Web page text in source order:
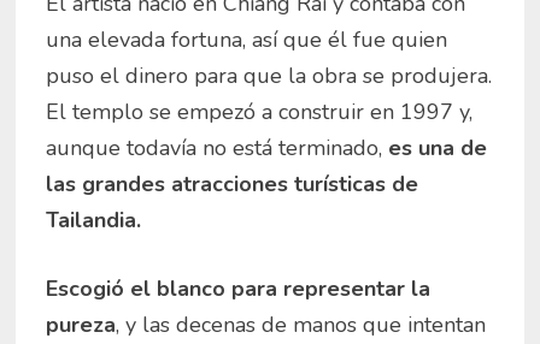
una elevada fortuna, así que él fue quien
puso el dinero para que la obra se produjera.
El templo se empezó a construir en 1997 y,
aunque todavía no está terminado, es una de
las grandes atracciones turísticas de
Tailandia.
Escogió el blanco para representar la
pureza, y las decenas de manos que intentan